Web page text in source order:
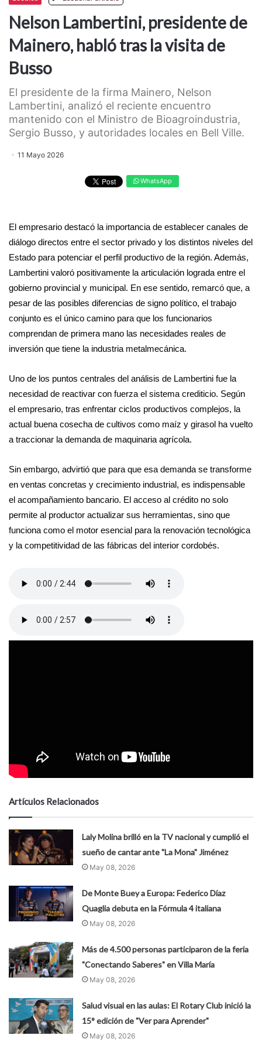
Nelson Lambertini, presidente de
Mainero, habló tras la visita de
Busso
El presidente de la firma Mainero, Nelson
Lambertini, analizó el reciente encuentro
mantenido con el Ministro de Bioagroindustria,
Sergio Busso, y autoridades locales en Bell Ville.
11 Mayo 2026
WhatsApp
El empresario destacó la importancia de establecer canales de
diálogo directos entre el sector privado y los distintos niveles del
Estado para potenciar el perfil productivo de la región. Además,
Lambertini valoró positivamente la articulación lograda entre el
gobierno provincial y municipal. En ese sentido, remarcó que, a
pesar de las posibles diferencias de signo político, el trabajo
conjunto es el único camino para que los funcionarios
comprendan de primera mano las necesidades reales de
inversión que tiene la industria metalmecánica.
Uno de los puntos centrales del análisis de Lambertini fue la
necesidad de reactivar con fuerza el sistema crediticio. Según
el empresario, tras enfrentar ciclos productivos complejos, la
actual buena cosecha de cultivos como maíz y girasol ha vuelto
a traccionar la demanda de maquinaria agrícola.
Sin embargo, advirtió que para que esa demanda se transforme
en ventas concretas y crecimiento industrial, es indispensable
el acompañamiento bancario. El acceso al crédito no solo
permite al productor actualizar sus herramientas, sino que
funciona como el motor esencial para la renovación tecnológica
y la competitividad de las fábricas del interior cordobés.
Artículos Relacionados
Laly Molina brilló en la TV nacional y cumplió el
sueño de cantar ante "La Mona" Jiménez
May 08, 2026
De Monte Buey a Europa: Federico Díaz
Quaglia debuta en la Fórmula 4 italiana
May 08, 2026
Más de 4.500 personas participaron de la feria
"Conectando Saberes" en Villa María
May 08, 2026
Salud visual en las aulas: El Rotary Club inició la
15° edición de "Ver para Aprender"
May 08, 2026